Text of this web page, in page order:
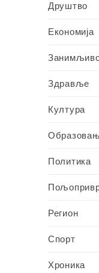
Друштво
Економија
Здравље
Култура
Политика
Регион
Спорт
Хроника